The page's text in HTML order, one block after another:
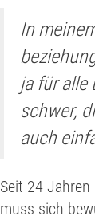
In
ja für alle
schwer,
auch
Seit 24
muss sich